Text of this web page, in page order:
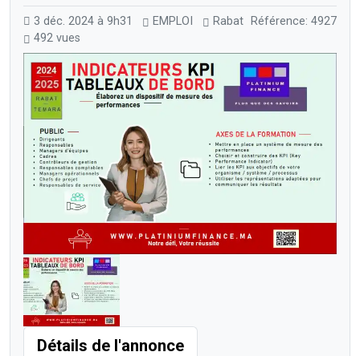
3 déc. 2024 à 9h31 EMPLOI
Rabat
492 vues
Référence: 4927
Détails de l'annonce